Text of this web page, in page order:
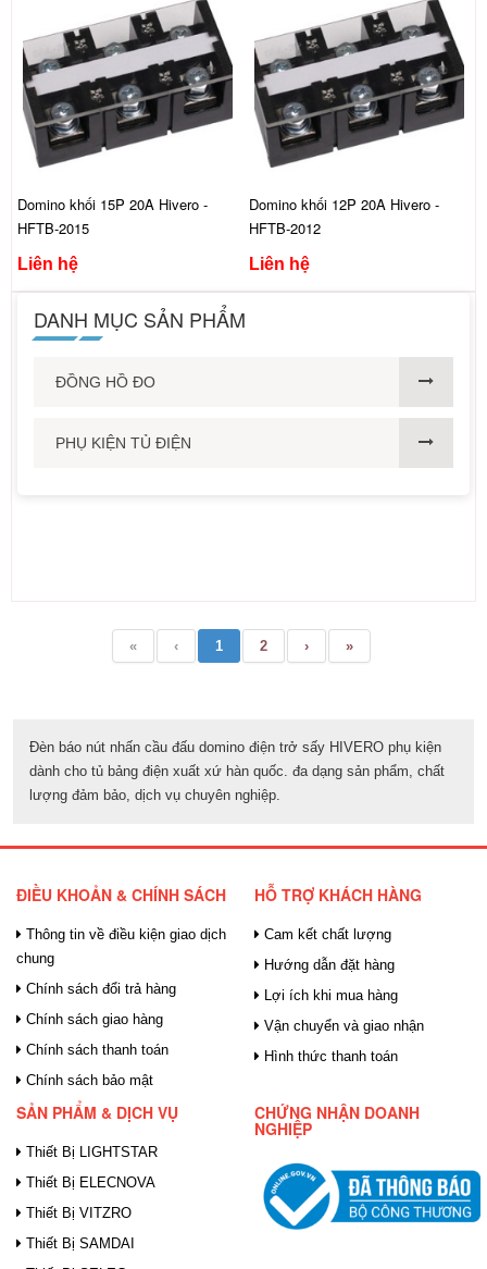
Domino khối 15P 20A Hivero -
HFTB-2015
Liên hệ
Domino khối 12P 20A Hivero -
HFTB-2012
Liên hệ
DANH MỤC SẢN PHẨM
ĐỒNG HỒ ĐO
PHỤ KIỆN TỦ ĐIỆN
« ‹ 1 2 › »
Đèn báo nút nhấn cầu đấu domino điện trở sấy HIVERO phụ kiện
dành cho tủ bảng điện xuất xứ hàn quốc. đa dạng sản phẩm, chất
lượng đảm bảo, dịch vụ chuyên nghiệp.
ĐIỀU KHOẢN & CHÍNH SÁCH
Thông tin về điều kiện giao dịch
chung
Chính sách đổi trả hàng
Chính sách giao hàng
Chính sách thanh toán
Chính sách bảo mật
HỖ TRỢ KHÁCH HÀNG
Cam kết chất lượng
Hướng dẫn đặt hàng
Lợi ích khi mua hàng
Vận chuyển và giao nhận
Hình thức thanh toán
SẢN PHẨM & DỊCH VỤ
Thiết Bị LIGHTSTAR
Thiết Bị ELECNOVA
Thiết Bị VITZRO
Thiết Bị SAMDAI
CHỨNG NHẬN DOANH
NGHIỆP